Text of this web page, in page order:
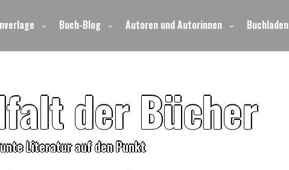
Buch-Blog Autoren und Autorinnen Buchladen
faltder Bücher
Literatur auf den Punkt